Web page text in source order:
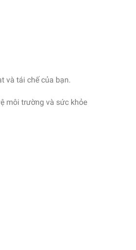
và tái chế của bạn.
môi trường và sức khỏe